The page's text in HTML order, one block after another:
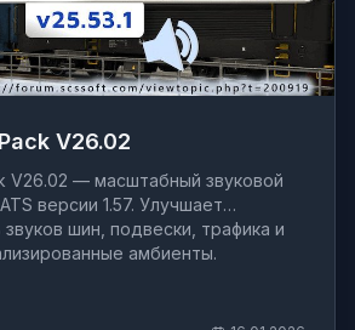
V26.02
V26.02 — масштабный звуковой
версии 1.57. Улучшает
шин, подвески, трафика и
амбиенты.